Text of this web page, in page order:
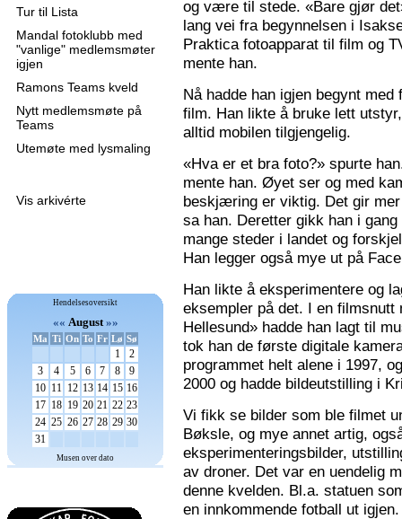
Tur til Lista
Mandal fotoklubb med
"vanlige" medlemsmøter
igjen
Ramons Teams kveld
Nytt medlemsmøte på
Teams
Utemøte med lysmaling
Vis arkivérte
Hendelsesoversikt
«« August»»
Ma Ti On To Fr Lø Sø
1
2
3
4 5 6 7 8
9
10 11 12 13 14 15 16
17 18 19 20 21 22 23
24 25 26 27 28 29 30
31
Musen over dato
og være til stede. «Bare gjør
lang vei fra begynnelsen i
Praktica fotoapparat til film og
mente han.
Nå hadde han igjen begynt
film. Han likte å bruke lett
alltid mobilen tilgjengelig.
«Hva er et bra foto?» spurte
mente han. Øyet ser og med
beskjæring er viktig. Det gir
sa han. Deretter gikk han i
mange steder i landet og
Han legger også mye ut på
Han likte å eksperimentere og
eksempler på det. I en filmsnutt
Hellesund» hadde han lagt til
tok han de første digitale
programmet helt alene i 1997,
2000 og hadde bildeutstilling i
Vi fikk se bilder som ble filmet
Bøksle, og mye annet artig,
eksperimenteringsbilder,
av droner. Det var en uendelig
denne kvelden. Bl.a. statuen
en innkommende fotball ut igjen.